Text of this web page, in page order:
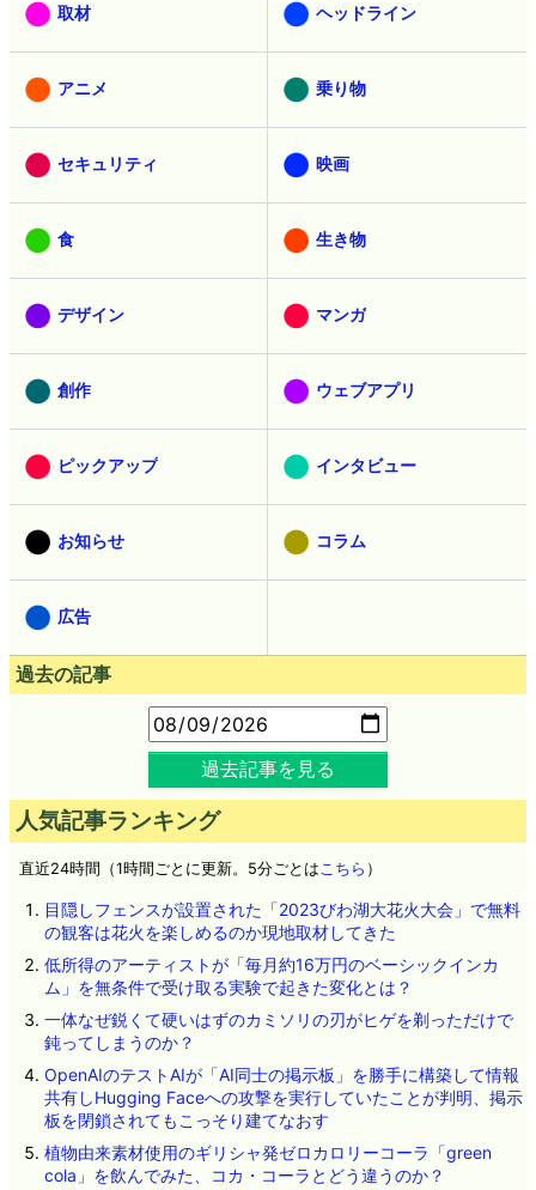
取材 ヘッドライン
アニメ 乗り物
セキュリティ 映画
食 生き物
デザイン マンガ
創作 ウェブアプリ
ピックアップ インタビュー
お知らせ コラム
広告
過去の記事
過去記事を見る
人気記事ランキング
直近24時間（1時間ごとに更新。5分ごとは こちら ）
目隠しフェンスが設置された「2023びわ湖大花火大会」で無料
の観客は花火を楽しめるのか現地取材してきた
低所得のアーティストが「毎月約16万円のベーシックインカ
ム」を無条件で受け取る実験で起きた変化とは？
一体なぜ鋭くて硬いはずのカミソリの刃がヒゲを剃っただけで
鈍ってしまうのか？
OpenAIのテストAIが「AI同士の掲示板」を勝手に構築して情報
共有しHugging Faceへの攻撃を実行していたことが判明、掲示
板を閉鎖されてもこっそり建てなおす
植物由来素材使用のギリシャ発ゼロカロリーコーラ「green
cola」を飲んでみた、コカ・コーラとどう違うのか？